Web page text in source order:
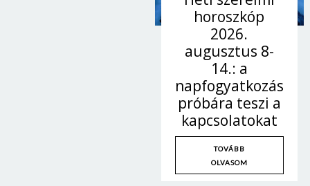
horoszkóp
2026.
augusztus 8-
14.: a
napfogyatkozás
próbára teszi a
kapcsolatokat
TOVÁBB
OLVASOM